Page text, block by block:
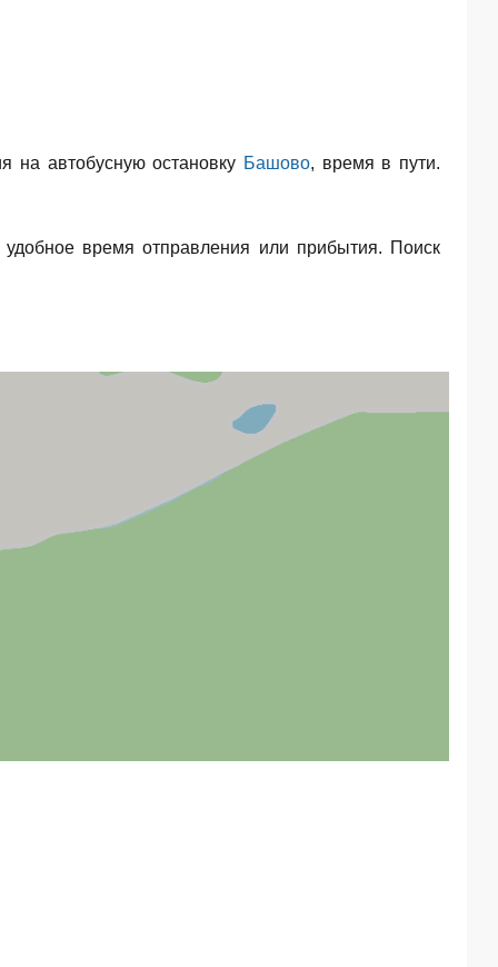
на автобусную остановку Башово, время в пути.
время отправления или прибытия. Поиск